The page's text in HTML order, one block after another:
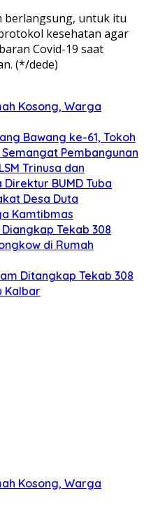
berlangsung, untuk itu
kesehatan agar
Covid-19 saat
(*/dede)
Kosong, Warga
Bawang ke-61, Tokoh
Pembangunan
Trinusa dan
BUMD Tuba
Desa Duta
Kamtibmas
Tekab 308
di Rumah
Ditangkap Tekab 308
Kalbar
Kosong, Warga